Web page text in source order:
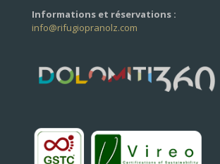
Informations et réservations :
info@rifugiopranolz.com